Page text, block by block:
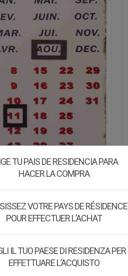
TU PAIS DE RESIDENCIA PARA
HACER LA COMPRA
VOTRE PAYS DE RÉSIDENCE
POUR EFFECTUER L’ACHAT
IL TUO PAESE DI RESIDENZA PER
EFFETTUARE L’ACQUISTO